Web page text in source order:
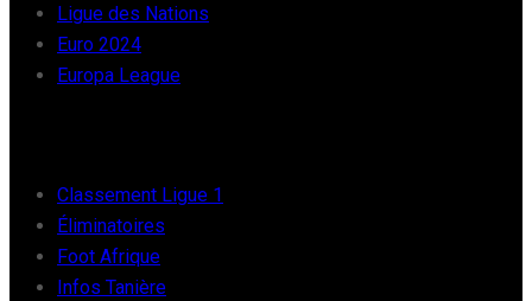
Ligue des Nations
Euro 2024
Europa League
Classement Ligue 1
Éliminatoires
Foot Afrique
Infos Tanière